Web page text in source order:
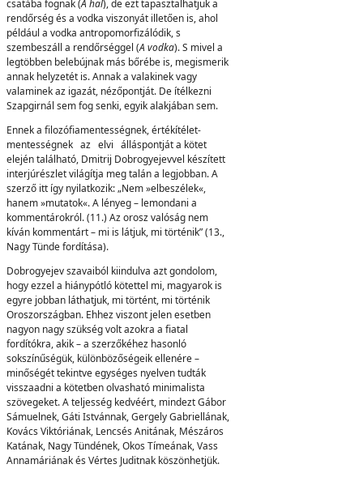
csatába fognak (A hal), de ezt tapasztalhatjuk a
rendőrség és a vodka viszonyát illetően is, ahol
például a vodka antropomorfizálódik, s
szembeszáll a rendőrséggel (A vodka). S mivel a
legtöbben belebújnak más bőrébe is, megismerik
annak helyzetét is. Annak a valakinek vagy
valaminek az igazát, nézőpontját. De ítélkezni
Szapgirnál sem fog senki, egyik alakjában sem.
Ennek a filozófiamentességnek, értékítélet-
mentességnek az elvi álláspontját a kötet
elején található, Dmitrij Dobrogyejevvel készített
interjúrészlet világítja meg talán a legjobban. A
szerző itt így nyilatkozik: „Nem »elbeszélek«,
hanem »mutatok«. A lényeg – lemondani a
kommentárokról. (11.) Az orosz valóság nem
kíván kommentárt – mi is látjuk, mi történik” (13.,
Nagy Tünde fordítása).
Dobrogyejev szavaiból kiindulva azt gondolom,
hogy ezzel a hiánypótló kötettel mi, magyarok is
egyre jobban láthatjuk, mi történt, mi történik
Oroszországban. Ehhez viszont jelen esetben
nagyon nagy szükség volt azokra a fiatal
fordítókra, akik – a szerzőkéhez hasonló
sokszínűségük, különbözőségeik ellenére –
minőségét tekintve egységes nyelven tudták
visszaadni a kötetben olvasható minimalista
szövegeket. A teljesség kedvéért, mindezt Gábor
Sámuelnek, Gáti Istvánnak, Gergely Gabriellának,
Kovács Viktóriának, Lencsés Anitának, Mészáros
Katának, Nagy Tündének, Okos Tímeának, Vass
Annamáriának és Vértes Juditnak köszönhetjük.